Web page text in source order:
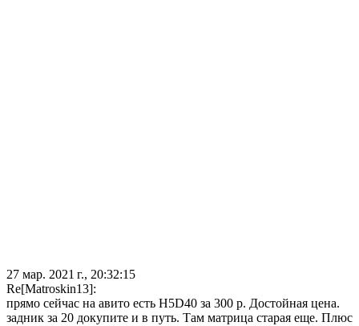
27 мар. 2021 г., 20:32:15
Re[Matroskin13]:
прямо сейчас на авито есть Н5D40 за 300 р. Достойная цена.
задник за 20 докупите и в путь. Там матрица старая еще. Плюс